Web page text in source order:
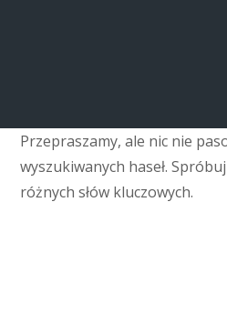
Przepraszamy, ale nic nie
wyszukiwanych haseł.
różnych słów kluczowych.